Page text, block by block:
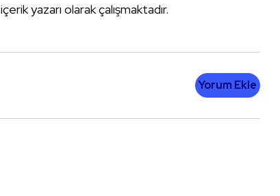
yazarı olarak çalışmaktadır.
Yorum Ekle